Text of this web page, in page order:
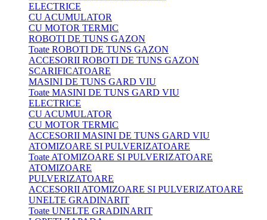
ELECTRICE
CU ACUMULATOR
CU MOTOR TERMIC
ROBOTI DE TUNS GAZON
Toate ROBOTI DE TUNS GAZON
ACCESORII ROBOTI DE TUNS GAZON
SCARIFICATOARE
MASINI DE TUNS GARD VIU
Toate MASINI DE TUNS GARD VIU
ELECTRICE
CU ACUMULATOR
CU MOTOR TERMIC
ACCESORII MASINI DE TUNS GARD VIU
ATOMIZOARE SI PULVERIZATOARE
Toate ATOMIZOARE SI PULVERIZATOARE
ATOMIZOARE
PULVERIZATOARE
ACCESORII ATOMIZOARE SI PULVERIZATOARE
UNELTE GRADINARIT
Toate UNELTE GRADINARIT